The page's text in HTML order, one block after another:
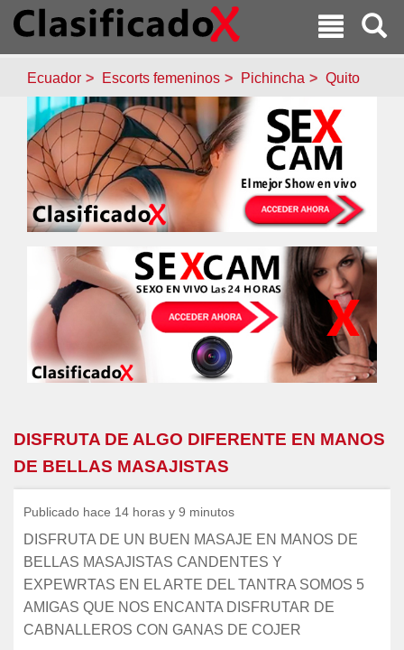
Ecuador Escorts femeninos Pichincha Quito
DISFRUTA DE ALGO DIFERENTE EN MANOS
DE BELLAS MASAJISTAS
Publicado hace 14 horas y 9 minutos
DISFRUTA DE UN BUEN MASAJE EN MANOS DE
BELLAS MASAJISTAS CANDENTES Y
EXPEWRTAS EN EL ARTE DEL TANTRA SOMOS 5
AMIGAS QUE NOS ENCANTA DISFRUTAR DE
CABNALLEROS CON GANAS DE COJER